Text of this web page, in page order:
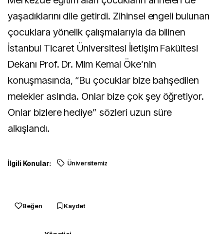
yaşadıklarını dile getirdi. Zihinsel engeli bulunan
çocuklara yönelik çalışmalarıyla da bilinen
İstanbul Ticaret Üniversitesi İletişim Fakültesi
Dekanı Prof. Dr. Mim Kemal Öke’nin
konuşmasında, “Bu çocuklar bize bahşedilen
melekler aslında. Onlar bize çok şey öğretiyor.
Onlar bizlere hediye” sözleri uzun süre
alkışlandı.
İlgili Konular: Üniversitemiz
Beğen Kaydet